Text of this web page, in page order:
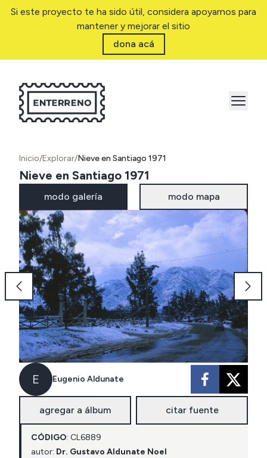
Si este proyecto te ha sido útil, considera apoyarnos para
mantener y mejorar el sitio
dona acá
Inicio/Explorar/Nieve en Santiago 1971
Nieve en Santiago 1971
modo galería modo mapa
E Eugenio Aldunate
agregar a álbum citar fuente
CÓDIGO: CL6889
autor: Dr. Gustavo Aldunate Noel